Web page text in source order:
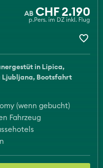
CHF 2.190
p.Pers. im DZ inkl. Flug
in Lipica
Ljubljana Bootsfahrt
(wenn gebucht)
Fahrzeug